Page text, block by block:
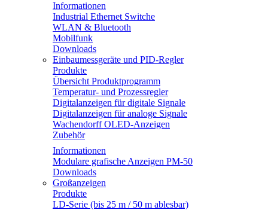
Informationen
Industrial Ethernet Switche
WLAN & Bluetooth
Mobilfunk
Downloads
Einbaumessgeräte und PID-Regler
Produkte
Übersicht Produktprogramm
Temperatur- und Prozessregler
Digitalanzeigen für digitale Signale
Digitalanzeigen für analoge Signale
Wachendorff OLED-Anzeigen
Zubehör
Informationen
Modulare grafische Anzeigen PM-50
Downloads
Großanzeigen
Produkte
LD-Serie (bis 25 m / 50 m ablesbar)